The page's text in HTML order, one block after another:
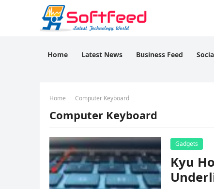
Home Latest News Business Feed
Home Computer Keyboard
Computer Keyboard
Gadgets
Kyu